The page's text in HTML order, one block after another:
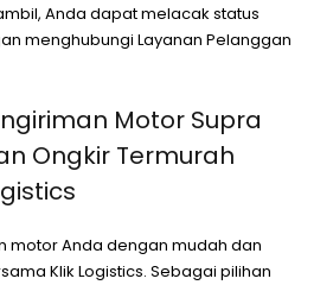
Anda dapat melacak status
menghubungi Layanan Pelanggan
Motor Supra
Ongkir Termurah
motor Anda dengan mudah dan
Klik Logistics. Sebagai pilihan